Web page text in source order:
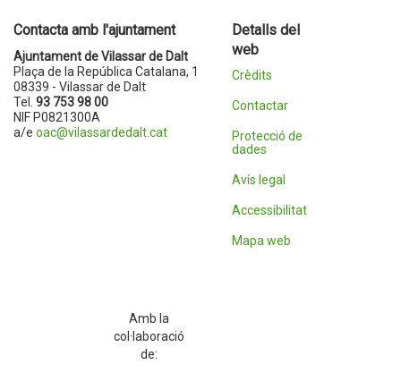
Contacta amb l'ajuntament
Ajuntament de Vilassar de Dalt
Plaça de la República Catalana, 1
08339 - Vilassar de Dalt
Tel. 93 753 98 00
NIF P0821300A
a/e oac@vilassardedalt.cat
Detalls del
web
Crèdits
Contactar
Protecció de
dades
Avís legal
Accessibilitat
Mapa web
Amb la
col·laboració
de: